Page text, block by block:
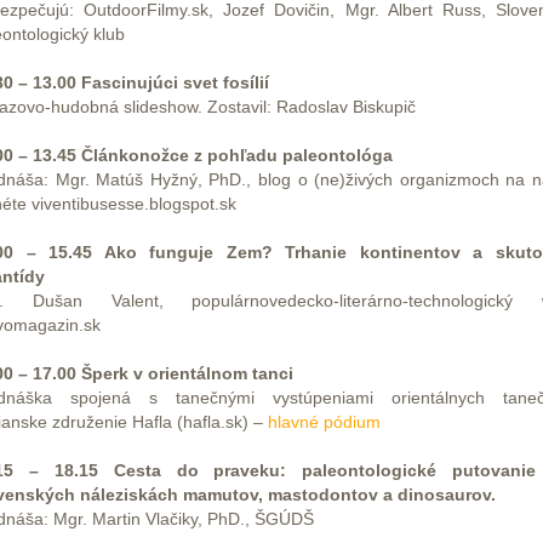
OutdoorFilmy.sk, Jozef Dovičin, Mgr. Albert Russ,
klub
– 13.00 Fascinujúci svet fosílií
hudobná slideshow. Zostavil: Radoslav Biskupič
– 13.45 Článkonožce z pohľadu paleontológa
Mgr. Matúš Hyžný, PhD., blog o (ne)živých organizmoch na
viventibusesse.blogspot.sk
– 15.45 Ako funguje Zem? Trhanie kontinentov a
Dušan Valent, populárnovedecko-literárno-technologický
– 17.00 Šperk v orientálnom tanci
spojená s tanečnými vystúpeniami orientálnych
združenie Hafla (hafla.sk) – hlavné pódium
– 18.15 Cesta do praveku: paleontologické
náleziskách mamutov, mastodontov a dinosaurov.
Mgr. Martin Vlačiky, PhD., ŠGÚDŠ